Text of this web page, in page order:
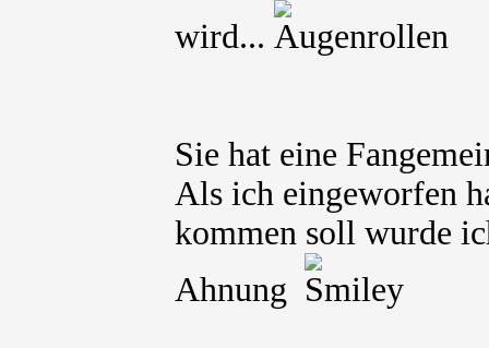
wird...
Sie hat eine
Als ich eingeworfen
kommen soll wurde
Ahnung